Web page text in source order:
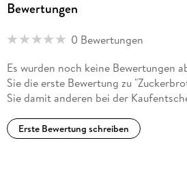
Bewertungen
0 Bewertungen
Es wurden noch keine Bewertungen
Sie die erste Bewertung zu
Sie damit anderen bei der
Erste Bewertung schreiben